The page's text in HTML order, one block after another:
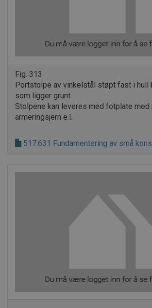
Fig. 313
Portstolpe av vinkelstål støpt fast i hull
som ligger grunt
Stolpene kan leveres med fotplate
armeringsjern e.l.
517.631 Fundamentering av små